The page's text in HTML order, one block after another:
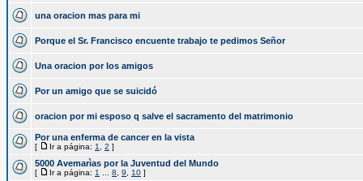
una oracion mas para mi
Porque el Sr. Francisco encuente trabajo te pedimos Señor
Una oracion por los amigos
Por un amigo que se suicidó
oracion por mi esposo q salve el sacramento del matrimonio
Por una enferma de cancer en la vista
[ Ir a página: 1 2 ]
5000 Avemarìas por la Juventud del Mundo
[ Ir a página: 1 8 9 10 ]